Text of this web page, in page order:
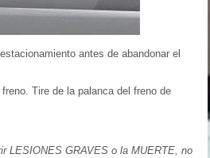
antes de abandonar el
Tire de la palanca del freno de
LESIONES GRAVES o la MUERTE, no